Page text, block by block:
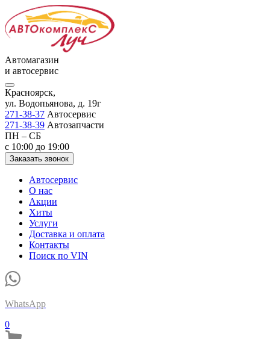
Автомагазин
и автосервис
Красноярск,
ул. Водопьянова, д. 19г
271-38-37 Автосервис
271-38-39 Автозапчасти
ПН – СБ
с 10:00 до 19:00
Заказать звонок
Автосервис
О нас
Акции
Хиты
Услуги
Доставка и оплата
Контакты
Поиск по VIN
WhatsApp
0